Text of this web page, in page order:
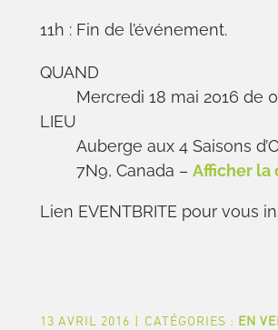
11h : Fin de l’événement.
QUAND
Mercredi 18 mai 2016 de
LIEU
Auberge aux 4 Saisons
7N9, Canada – Afficher la
Lien EVENTBRITE pour vous
13 AVRIL 2016 | CATÉGORIES : EN